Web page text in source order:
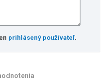
prihlásený používateľ.